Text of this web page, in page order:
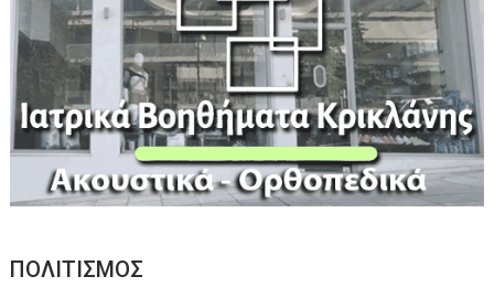
ΠΟΛΙΤΙΣΜΟΣ